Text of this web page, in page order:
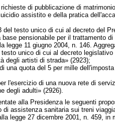
di pubblicazione di
assistito e della pratica
testo unico di cui al decreto del
pensionabile per il trattamento
legge 11 giugno 2004, n. 146.
unico di cui al decreto
degli artisti di strada» (2923);
una quota del 5 per mille
l'esercizio di una nuova rete di
degli adulti» (2926).
alla Presidenza le seguenti
assistenza sanitaria sui treni
legge 27 dicembre 2001, n. 459,